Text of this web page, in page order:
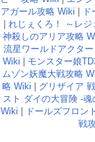
アガール攻略 Wiki
れじぇくろ！ ～レ
神殺しのアリア攻略
流星ワールドアクタ
Wiki
モンスター娘
ムゾン妖魔大戦攻略
略 Wiki
グリザイア
スト ダイの大冒険 -
Wiki
ドールズフロン
戦